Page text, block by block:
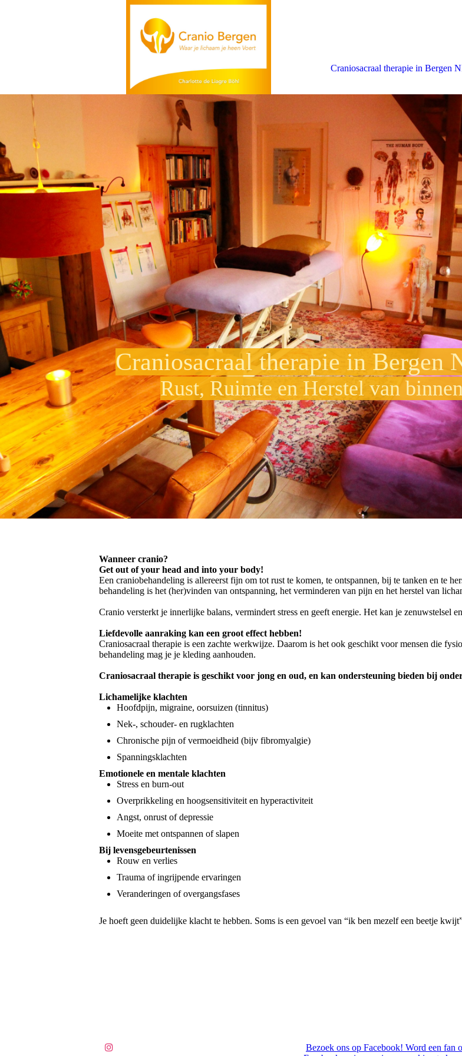
Craniosacraal therapie in Bergen
Craniosacraal therapie in Bergen
Rust, Ruimte en Herstel van
Wanneer cranio?
Get out of your head and into your body!
Een craniobehandeling is allereerst fijn om tot rust te komen, te ontspannen, bij te tanken en te
behandeling is het (her)vinden van ontspanning, het verminderen van pijn en het herstel van
Cranio versterkt je innerlijke balans, vermindert stress en geeft energie. Het kan je zenuwstelsel
Liefdevolle aanraking kan een groot effect hebben!
Craniosacraal therapie is een zachte werkwijze. Daarom is het ook geschikt voor mensen die
behandeling mag je je kleding aanhouden.
Craniosacraal therapie is geschikt voor jong en oud, en kan ondersteuning bieden bij
Lichamelijke klachten
Hoofdpijn, migraine, oorsuizen (tinnitus)
Nek-, schouder- en rugklachten
Chronische pijn of vermoeidheid (bijv fibromyalgie)
Spanningsklachten
Emotionele en mentale klachten
Stress en burn-out
Overprikkeling en hoogsensitiviteit en hyperactiviteit
Angst, onrust of depressie
Moeite met ontspannen of slapen
Bij levensgebeurtenissen
Rouw en verlies
Trauma of ingrijpende ervaringen
Veranderingen of overgangsfases
Je hoeft geen duidelijke klacht te hebben. Soms is een gevoel van “ik ben mezelf een beetje
Bezoek ons op Facebook! Word een fan